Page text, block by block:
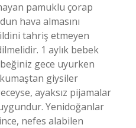
pamuklu çorap
hava almasını
tahriş etmeyen
1 aylık bebek
gece uyurken
giysiler
ayaksız pijamalar
Yenidoğanlar
nefes alabilen